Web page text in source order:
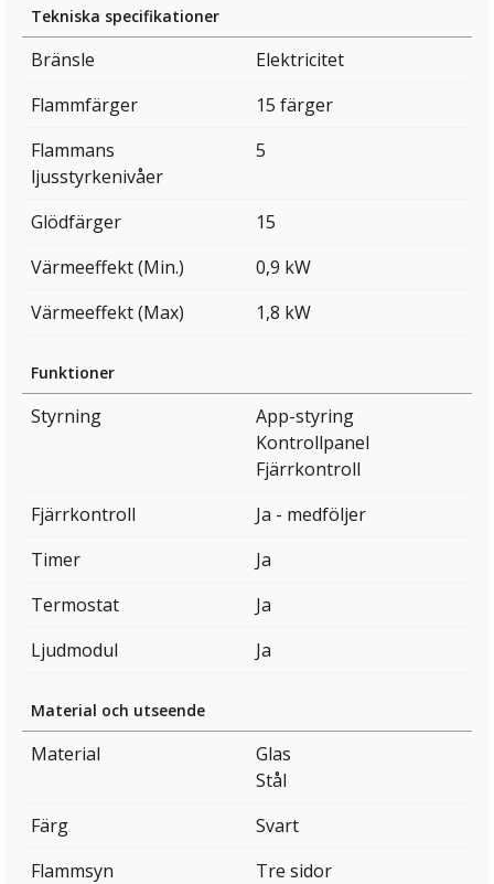
Tekniska specifikationer
Bränsle
Elektricitet
Flammfärger
15 färger
Flammans
ljusstyrkenivåer
5
Glödfärger
15
Värmeeffekt (Min.)
0,9 kW
Värmeeffekt (Max)
1,8 kW
Funktioner
Styrning
App-styring
Kontrollpanel
Fjärrkontroll
Fjärrkontroll
Ja - medföljer
Timer
Ja
Termostat
Ja
Ljudmodul
Ja
Material och utseende
Material
Glas
Stål
Färg
Svart
Flammsyn
Tre sidor